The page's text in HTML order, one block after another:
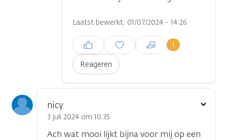
Laatst bewerkt: 01/07/2024 - 14:26
Reageren
1
Inloggen om een reactie te
plaatsen
nicy
3 juli 2024 om 10.35
Ach wat mooi lijkt bijna voor mij op een
Toon